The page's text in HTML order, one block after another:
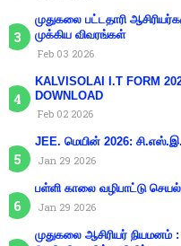
முதுகலை பட்டதாரி
முக்கிய விவரங்கள்
Feb 03 2026
KALVISOLAI I.T FORM
DOWNLOAD
Feb 02 2026
JEE. மெயின் 2026:
Jan 29 2026
பள்ளி காலை வழிபாட்டு
Jan 29 2026
முதுகலை ஆசிரியர் நியமனம்